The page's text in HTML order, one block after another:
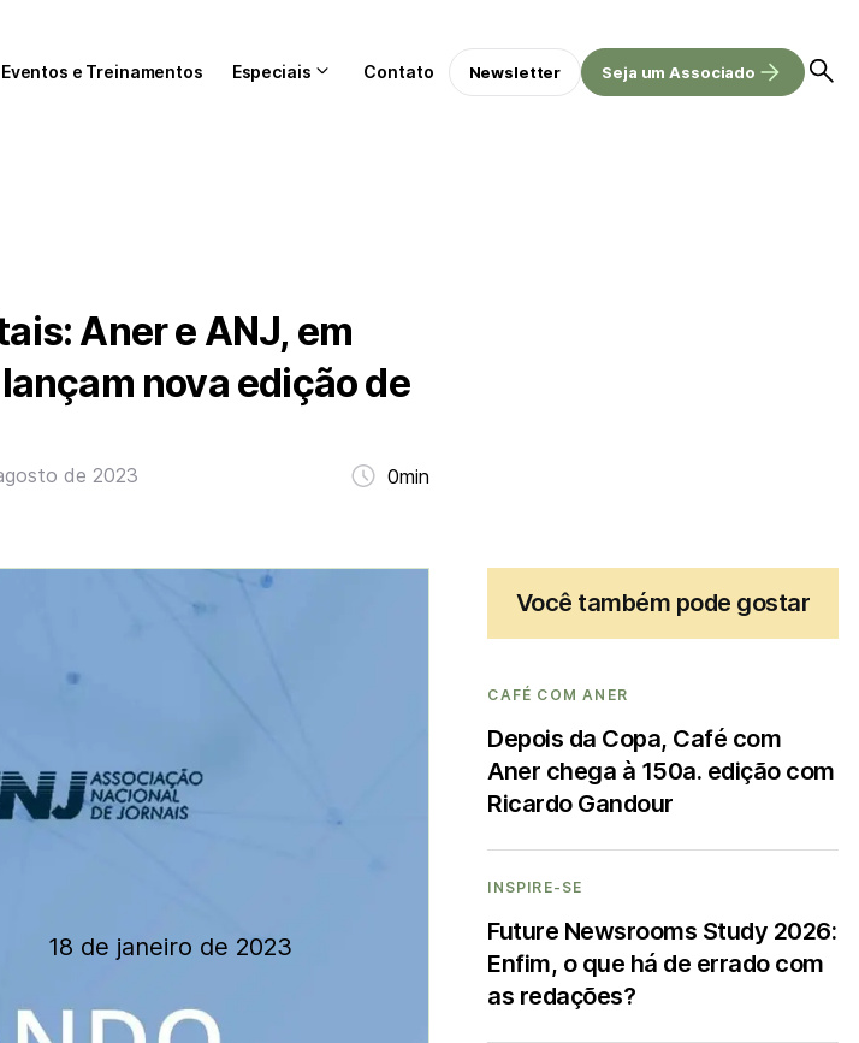
Eventos e Treinamentos Especiais Contato Newsletter Seja um Associado
Aner e ANJ, em
nova edição de
de 2023 0min
18 de janeiro de 2023
Você também pode gostar
CAFÉ COM ANER
Depois da Copa, Café com
Aner chega à 150a. edição com
Ricardo Gandour
INSPIRE-SE
Future Newsrooms Study 2026:
Enfim, o que há de errado com
as redações?